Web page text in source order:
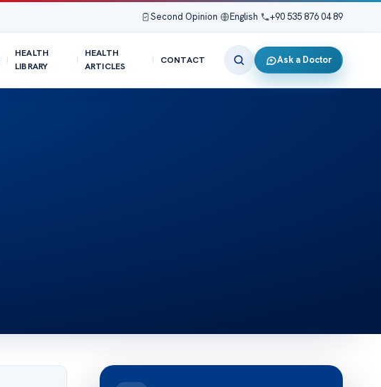
Second Opinion English +90 535 876 04 89
HEALTH
LIBRARY
HEALTH
ARTICLES
CONTACT Ask a Doctor